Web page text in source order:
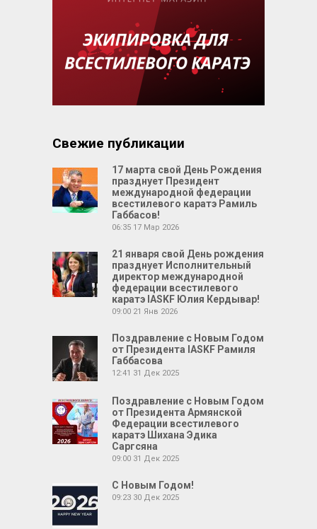
Свежие публикации
17 марта свой День Рождения
празднует Президент
международной федерации
всестилевого каратэ Рамиль
Габбасов!
06:35 17 Мар 2026
21 января свой День рождения
празднует Исполнительный
директор международной
федерации всестилевого
каратэ IASKF Юлия Кердывар!
09:00 21 Янв 2026
Поздравление с Новым Годом
от Президента IASKF Рамиля
Габбасова
12:41 31 Дек 2025
Поздравление с Новым Годом
от Президента Армянской
Федерации всестилевого
каратэ Шихана Эдика
Саргсяна
09:00 31 Дек 2025
С Новым Годом!
09:23 30 Дек 2025